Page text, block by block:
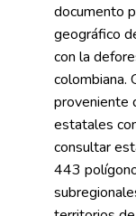
documento
geográfico
con la
colombiana.
proveniente
estatales
consultar
443